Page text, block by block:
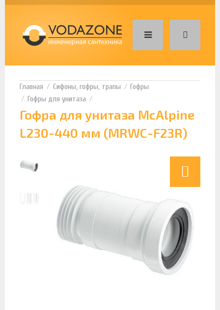
Сифоны, гофры, трапы
Гофры
Гофры для унитаза
Гофра для унитаза McAlpine
L230-440 мм (MRWC-F23R)